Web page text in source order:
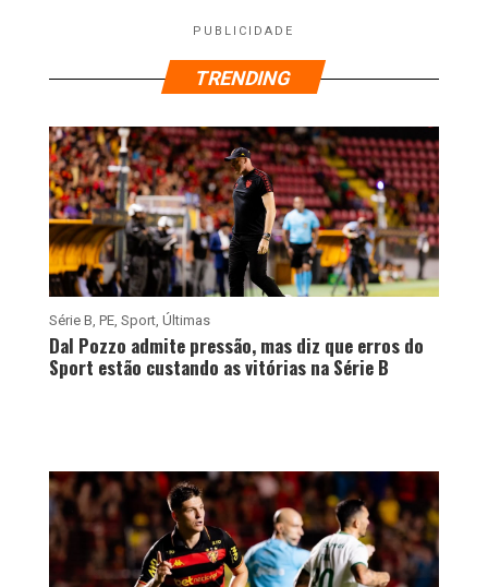
PUBLICIDADE
TRENDING
Série B PE, Sport, Últimas
Dal Pozzo admite pressão, mas diz que erros do
Sport estão custando as vitórias na Série B